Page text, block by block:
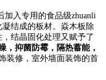
入专用的食品级zhuanli
结成的板材。 焱木板除
结晶固化处理又赋予了
，抑菌防霉，隔热蓄能，
装修，室外墙面装饰的首